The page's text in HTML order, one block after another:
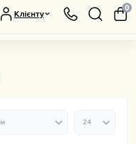
Клієнту
0